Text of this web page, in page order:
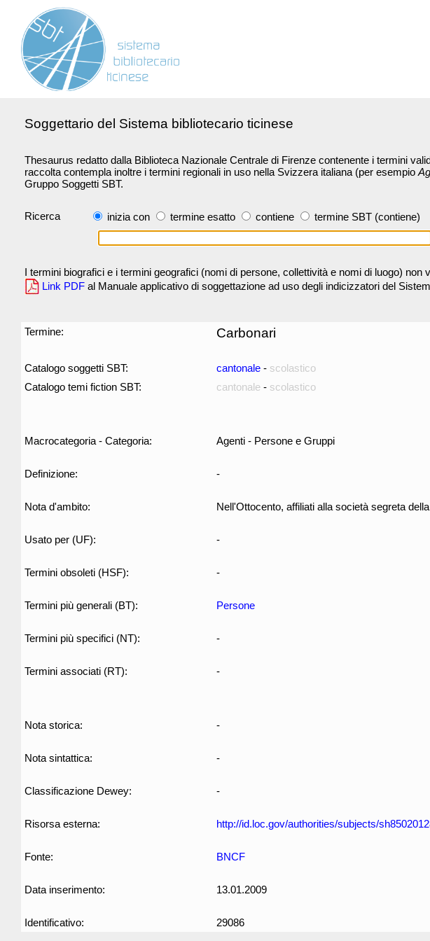
Soggettario del Sistema bibliotecario ticinese
Thesaurus redatto dalla Biblioteca Nazionale Centrale di Firenze contenente i termini
raccolta contempla inoltre i termini regionali in uso nella Svizzera italiana (per esempio
Gruppo Soggetti SBT.
Ricerca inizia con termine esatto contiene termine SBT (contiene)
I termini biografici e i termini geografici (nomi di persone, collettività e nomi di luogo) non
Link PDF al Manuale applicativo di soggettazione ad uso degli indicizzatori del
Termine: Carbonari
Catalogo soggetti SBT: cantonale - scolastico
Catalogo temi fiction SBT:
cantonale - scolastico
Macrocategoria - Categoria: Agenti - Persone e Gruppi
Definizione: -
Nota d'ambito: Nell'Ottocento, affiliati alla società segreta
Usato per (UF): -
Termini obsoleti (HSF): -
Termini più generali (BT): Persone
Termini più specifici (NT): -
Termini associati (RT): -
Nota storica: -
Nota sintattica: -
Classificazione Dewey: -
Risorsa esterna: http://id.loc.gov/authorities/subjects/
Fonte: BNCF
Data inserimento: 13.01.2009
Identificativo: 29086